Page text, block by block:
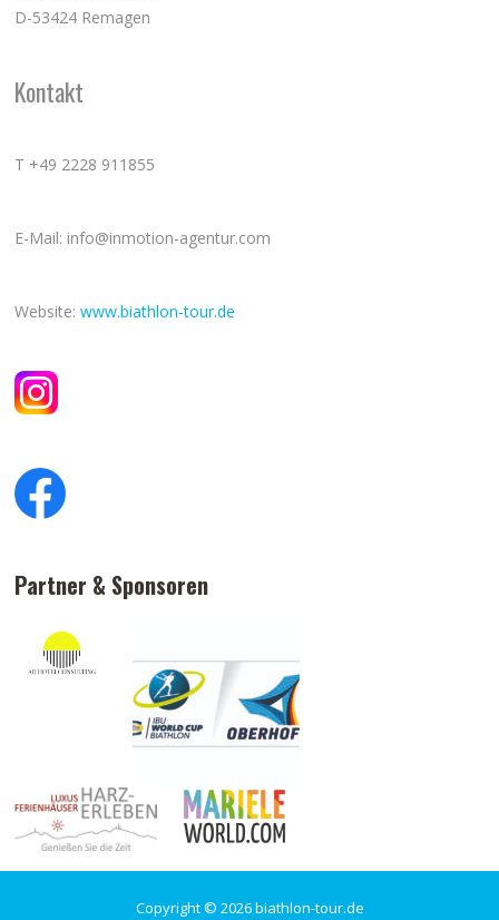
D-53424 Remagen
Kontakt
T +49 2228 911855
E-Mail: info@inmotion-agentur.com
Website:www.biathlon-tour.de
Partner & Sponsoren
Copyright © 2026 biathlon-tour.de